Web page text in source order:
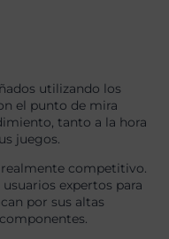
utilizando los
el punto de mira
tanto a la hora
juegos.
competitivo.
expertos para
por sus altas